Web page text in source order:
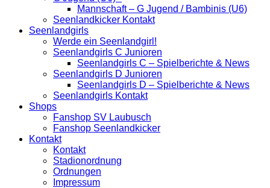
Mannschaft – G Jugend / Bambinis (U6)
Seenlandkicker Kontakt
Seenlandgirls
Werde ein Seenlandgirl!
Seenlandgirls C Junioren
Seenlandgirls C – Spielberichte & News
Seenlandgirls D Junioren
Seenlandgirls D – Spielberichte & News
Seenlandgirls Kontakt
Shops
Fanshop SV Laubusch
Fanshop Seenlandkicker
Kontakt
Kontakt
Stadionordnung
Ordnungen
Impressum